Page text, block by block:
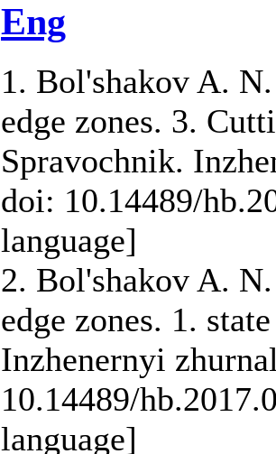
Eng
1. Bol'shakov A.
edge zones. 3.
Spravochnik.
doi: 10.14489/
language]
2. Bol'shakov A.
edge zones. 1.
Inzhenernyi
10.14489/
language]